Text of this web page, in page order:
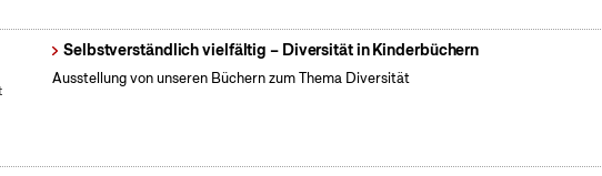
Selbstverständlich vielfältig – Diversität in Kinderbüchern
Ausstellung von unseren Büchern zum Thema Diversität